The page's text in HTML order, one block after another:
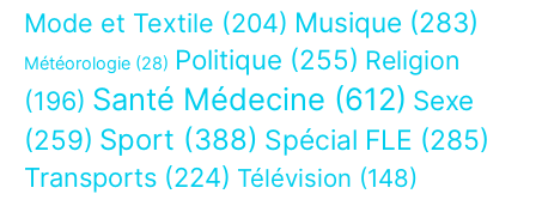
Mode et Textile (204) Musique (283)
Météorologie (28) Politique (255) Religion
(196) Santé Médecine (612) Sexe
(259) Sport (388) Spécial FLE (285)
Transports (224) Télévision (148)